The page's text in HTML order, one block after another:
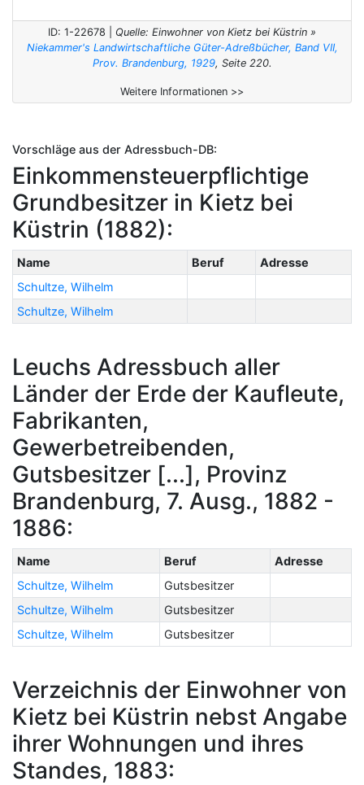
ID: 1-22678 | Quelle: Einwohner von Kietz bei Küstrin »
Niekammer's Landwirtschaftliche Güter-Adreßbücher, Band VII,
Prov. Brandenburg, 1929, Seite 220.
Weitere Informationen >>
Vorschläge aus der Adressbuch-DB:
Einkommensteuerpflichtige
Grundbesitzer in Kietz bei
Küstrin (1882):
Name Beruf
Adresse
Schultze, Wilhelm
Schultze, Wilhelm
Leuchs Adressbuch aller
Länder der Erde der Kaufleute,
Fabrikanten,
Gewerbetreibenden,
Gutsbesitzer [...], Provinz
Brandenburg, 7. Ausg., 1882 -
1886:
Name Beruf
Adresse
Schultze, Wilhelm
Gutsbesitzer
Schultze, Wilhelm
Gutsbesitzer
Schultze, Wilhelm
Gutsbesitzer
Verzeichnis der Einwohner von
Kietz bei Küstrin nebst Angabe
ihrer Wohnungen und ihres
Standes, 1883: